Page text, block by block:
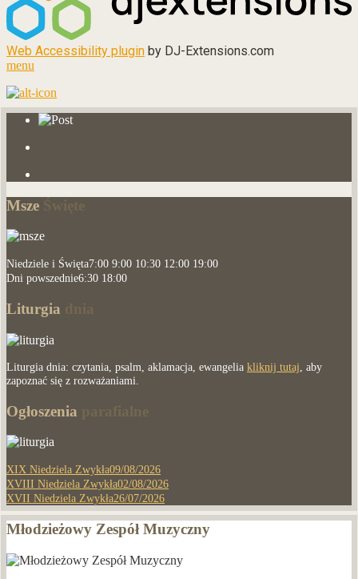
Web Accessibility plugin by DJ-Extensions.com
Msze Święte
Niedziele i Święta7:00 9:00 10:30 12:00 19:00
Dni powszednie6:30 18:00
Liturgia dnia
Liturgia dnia: czytania, psalm, aklamacja, ewangelia kliknij tutaj , aby
zapoznać się z rozważaniami.
Ogłoszenia parafialne
XIX Niedziela Zwykła09/08/2026
XVIII Niedziela Zwykła02/08/2026
XVII Niedziela Zwykła26/07/2026
Młodzieżowy Zespół Muzyczny